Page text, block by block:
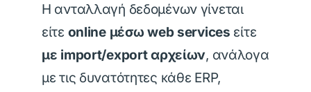
Η ανταλλαγή δεδομένων γίνεται
είτε online μέσω web services είτε
με import/export αρχείων, ανάλογα
με τις δυνατότητες κάθε ERP,